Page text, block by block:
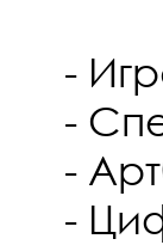
-
-
-
-